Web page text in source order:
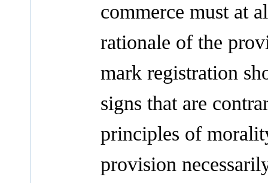
commerce must at
rationale of the
mark registration
signs that are
principles of
provision